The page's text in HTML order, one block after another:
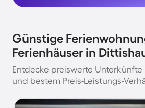
Günstige
Ferienhäuser in
Entdecke preiswerte
und bestem Preis-Leistungs-